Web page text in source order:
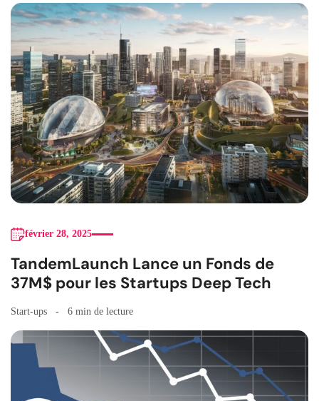
février 28, 2025
TandemLaunch Lance un Fonds de
37M$ pour les Startups Deep Tech
Start-ups 6 min de lecture